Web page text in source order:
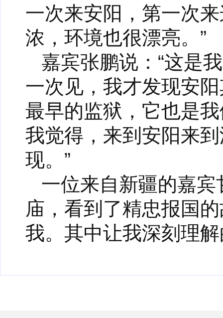
一次来安阳，第一次
浓，环境也很漂亮。”
嘉宾张鹏说：“这是
一次见，我才发现安
最早的监狱，它也是
我觉得，来到安阳来
现。”
一位来自新疆的嘉
庙，看到了精忠报国
我。其中让我深刻理